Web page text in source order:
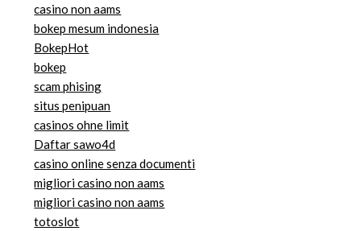
casino non aams
bokep mesum indonesia
BokepHot
bokep
scam phising
situs penipuan
casinos ohne limit
Daftar sawo4d
casino online senza documenti
migliori casino non aams
migliori casino non aams
totoslot